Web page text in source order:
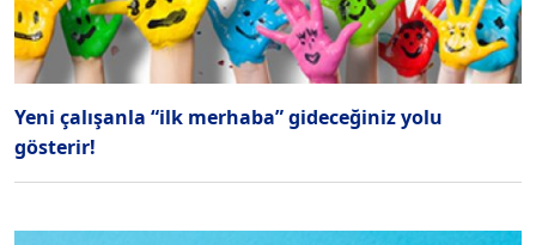
Yeni çalışanla “ilk merhaba” gideceğiniz yolu
gösterir!